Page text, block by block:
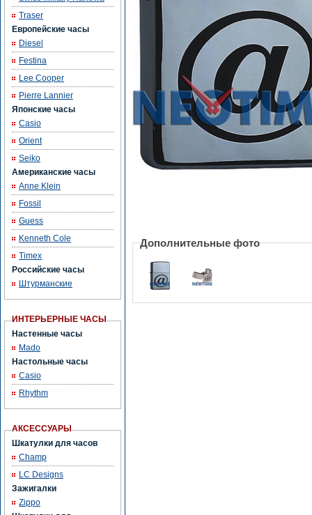
Traser
Европейские часы
Diesel
Festina
Lee Cooper
Pierre Lannier
Японские часы
Casio
Orient
Seiko
Американские часы
Anne Klein
Fossil
Guess
Kenneth Cole
Timex
Российские часы
Штурманские
ИНТЕРЬЕРНЫЕ ЧАСЫ
Настенные часы
Mado
Настольные часы
Casio
Rhythm
АКСЕССУАРЫ
Шкатулки для часов
Champ
LC Designs
Зажигалки
Zippo
Дополнительные фото